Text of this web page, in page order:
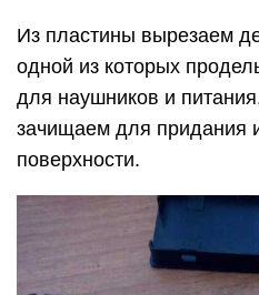
Из пластины вырезаем
одной из которых
для наушников и
зачищаем для придания
поверхности.